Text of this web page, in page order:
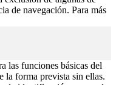
de navegación. Para más
las funciones básicas del
la forma prevista sin ellas.